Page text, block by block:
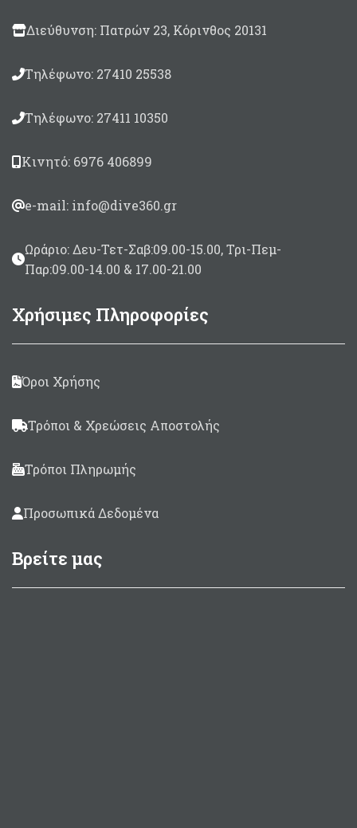
Διεύθυνση: Πατρών 23, Κόρινθος 20131
Τηλέφωνο: 27410 25538
Τηλέφωνο: 27411 10350
Κινητό: 6976 406899
e-mail: info@dive360.gr
Ωράριο: Δευ-Τετ-Σαβ:09.00-15.00, Τρι-Πεμ-
Παρ:09.00-14.00 & 17.00-21.00
Χρήσιμες Πληροφορίες
Όροι Χρήσης
Τρόποι & Χρεώσεις Αποστολής
Τρόποι Πληρωμής
Προσωπικά Δεδομένα
Βρείτε μας